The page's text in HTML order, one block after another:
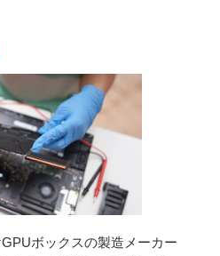
ボックスの製造メーカー